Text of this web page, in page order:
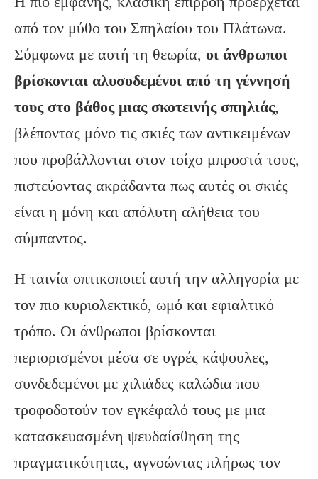
από τον μύθο του Σπηλαίου του Πλάτωνα.
Σύμφωνα με αυτή τη θεωρία, οι άνθρωποι
βρίσκονται αλυσοδεμένοι από τη γέννησή
τους στο βάθος μιας σκοτεινής σπηλιάς,
βλέποντας μόνο τις σκιές των αντικειμένων
που προβάλλονται στον τοίχο μπροστά τους,
πιστεύοντας ακράδαντα πως αυτές οι σκιές
είναι η μόνη και απόλυτη αλήθεια του
σύμπαντος.
Η ταινία οπτικοποιεί αυτή την αλληγορία με
τον πιο κυριολεκτικό, ωμό και εφιαλτικό
τρόπο. Οι άνθρωποι βρίσκονται
περιορισμένοι μέσα σε υγρές κάψουλες,
συνδεδεμένοι με χιλιάδες καλώδια που
τροφοδοτούν τον εγκέφαλό τους με μια
κατασκευασμένη ψευδαίσθηση της
πραγματικότητας, αγνοώντας πλήρως τον